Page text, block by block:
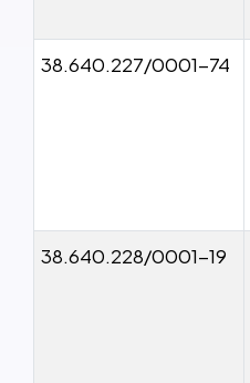
38.640.227/0001-74
38.640.228/0001-19